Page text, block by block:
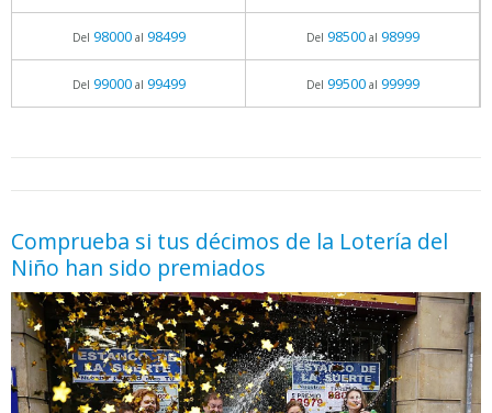
Del 98000al 98499 Del 98500al 98999
Del 99000al 99499 Del 99500al 99999
Comprueba si tus décimos de la Lotería del
Niño han sido premiados